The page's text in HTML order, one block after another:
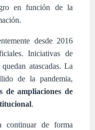
en función de la
desde 2016
Iniciativas de
atascadas. La
de la pandemia,
de ampliaciones de
.
de forma